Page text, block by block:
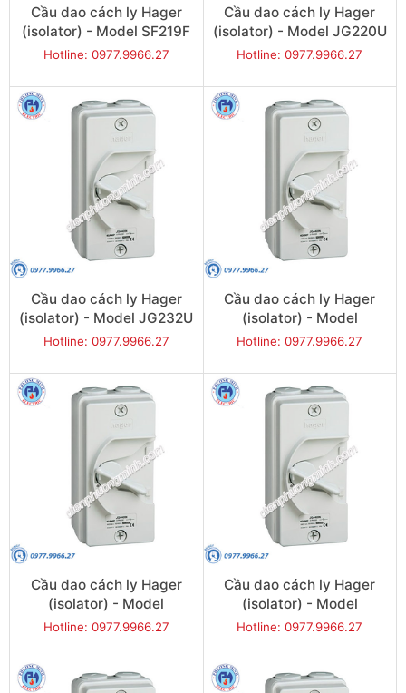
Cầu dao cách ly Hager
(isolator) - Model SF219F
Hotline: 0977.9966.27
Cầu dao cách ly Hager
(isolator) - Model JG220U
Hotline: 0977.9966.27
Cầu dao cách ly Hager
(isolator) - Model JG232U
Hotline: 0977.9966.27
Cầu dao cách ly Hager
(isolator) - Model
JG240U
Hotline: 0977.9966.27
Cầu dao cách ly Hager
(isolator) - Model
JG263U
Hotline: 0977.9966.27
Cầu dao cách ly Hager
(isolator) - Model
JG320U
Hotline: 0977.9966.27